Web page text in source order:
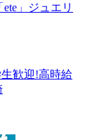
」ジュエリ
歓迎!高時給